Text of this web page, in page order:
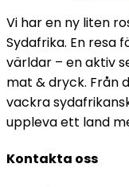
Vi har en ny liten
Sydafrika. En resa
världar – en aktiv
mat & dryck. Från
vackra
uppleva ett land
Kontakta oss